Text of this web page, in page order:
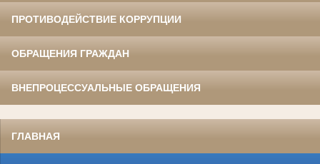
ПРОТИВОДЕЙСТВИЕ КОРРУПЦИИ
ОБРАЩЕНИЯ ГРАЖДАН
ВНЕПРОЦЕССУАЛЬНЫЕ ОБРАЩЕНИЯ
ГЛАВНАЯ